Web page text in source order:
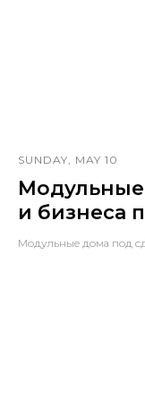
SUNDAY, MAY 10
и бизнеса
Модульные дома под